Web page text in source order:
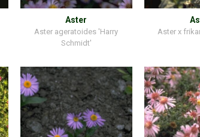
Aster
Aster ageratoides 'Harry
Schmidt'
Aster x